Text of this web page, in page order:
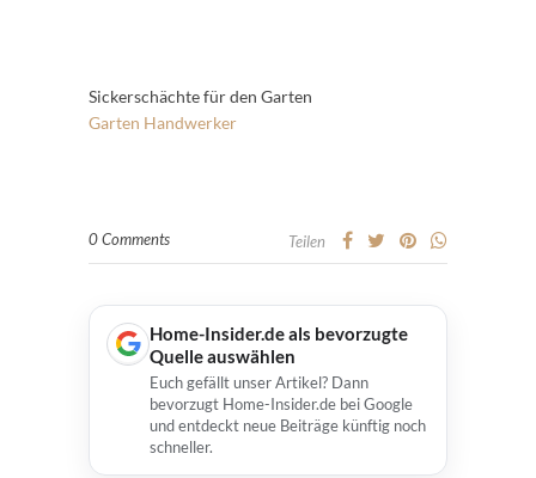
Sickerschächte für den Garten
Garten Handwerker
0 Comments Teilen
Home-Insider.de als bevorzugte
Quelle auswählen
Euch gefällt unser Artikel? Dann
bevorzugt Home-Insider.de bei Google
und entdeckt neue Beiträge künftig noch
schneller.